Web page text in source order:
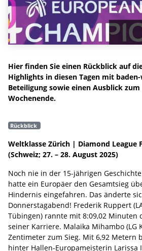
Hier finden Sie einen Rückblick auf
Highlights in diesen Tagen mit
Beteiligung sowie einen Ausblick
Wochenende.
Rückblick
Weltklasse Zürich | Diamond League
(Schweiz; 27. – 28. August 2025)
Noch nie in der 15-jährigen
hatte ein Europäer den Gesamtsieg
Hindernis eingefahren. Das änderte
Donnerstagabend! Frederik Ruppert
Tübingen) rannte mit 8:09,02 Minuten
seiner Karriere. Malaika Mihambo (LG
Zentimeter zum Sieg. Mit 6,92 Metern
hinter Hallen-Europameisterin Larissa